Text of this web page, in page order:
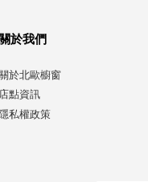
關於我們
於北歐櫥窗
店點資訊
私權政策